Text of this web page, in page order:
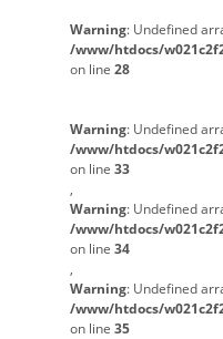
Warning: Undefined
/www/htdocs/
on line 28
Warning: Undefined
/www/htdocs/
on line 33
,
Warning: Undefined
/www/htdocs/
on line 34
,
Warning: Undefined
/www/htdocs/
on line 35